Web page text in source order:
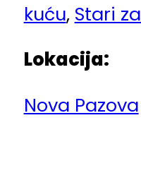
kuću, Stari
Lokacija:
Nova Pazova